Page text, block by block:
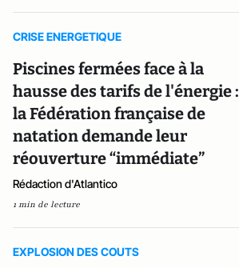
CRISE ENERGETIQUE
Piscines fermées face à la
hausse des tarifs de l'énergie :
la Fédération française de
natation demande leur
réouverture “immédiate”
Rédaction d'Atlantico
1 min de lecture
EXPLOSION DES COUTS